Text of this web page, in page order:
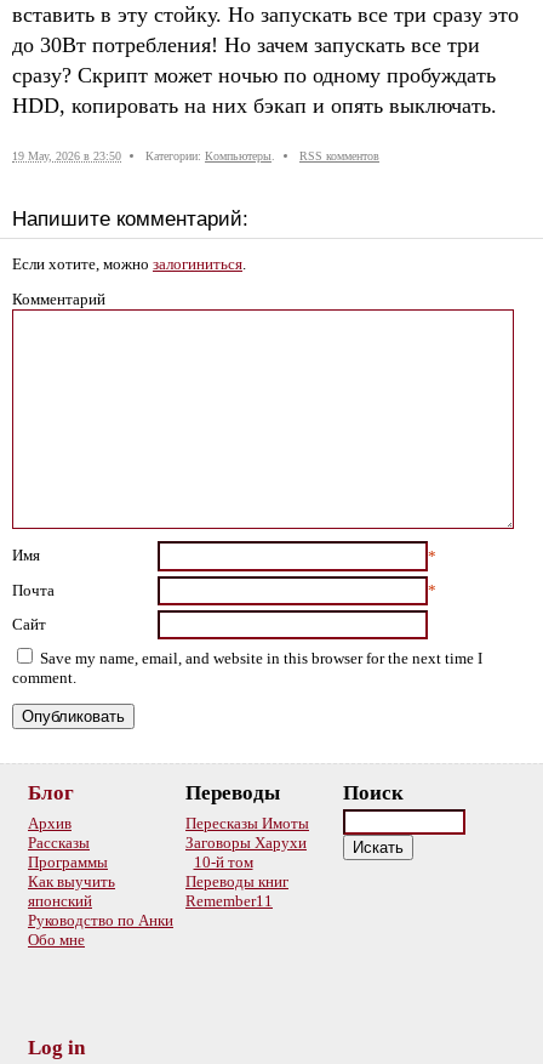
вставить в эту стойку. Но запускать все три сразу это
до 30Вт потребления! Но зачем запускать все три
сразу? Скрипт может ночью по одному пробуждать
HDD, копировать на них бэкап и опять выключать.
19 May, 2026 в 23:50 Категории: Компьютеры RSS комментов
Напишите комментарий:
Если хотите, можно залогиниться.
Комментарий
Имя
*
Почта
*
Сайт
Save my name, email, and website in this browser for the next time I
comment.
Блог
Архив
Рассказы
Программы
Как выучить
японский
Руководство по Анки
Обо мне
Переводы
Пересказы Имоты
Заговоры Харухи
10-й том
Переводы книг
Remember11
Поиск
Log in